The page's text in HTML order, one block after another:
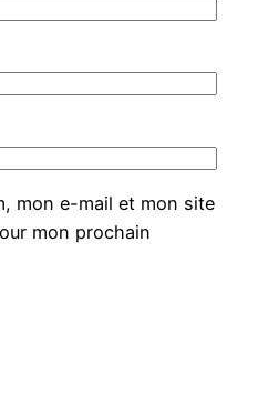
mon e-mail et mon site
mon prochain